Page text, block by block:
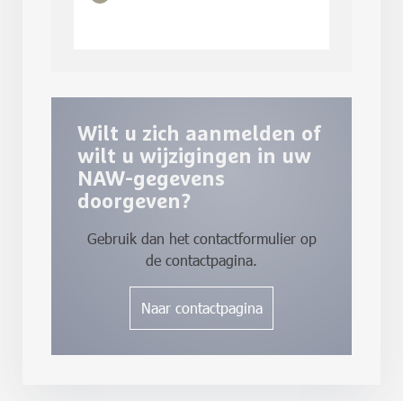
Wilt u zich aanmelden of
wilt u wijzigingen in uw
NAW-gegevens
doorgeven?
Gebruik dan het contactformulier op
de contactpagina.
Naar contactpagina